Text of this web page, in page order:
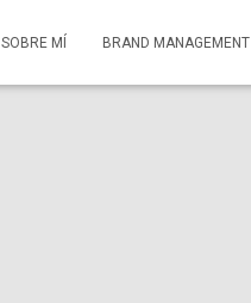
SOBRE MÍ BRAND MANAGEMENT